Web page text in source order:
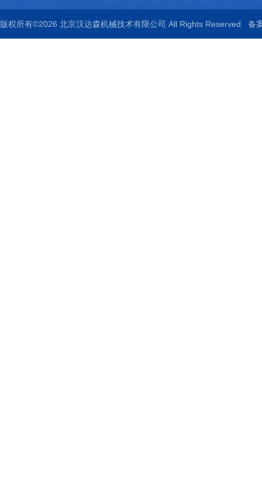
版权所有©2026 北京汉达森机械技术有限公司 All Rights Reserved 备